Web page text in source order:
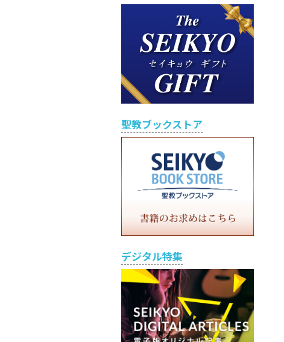
聖教ブックストア
デジタル特集